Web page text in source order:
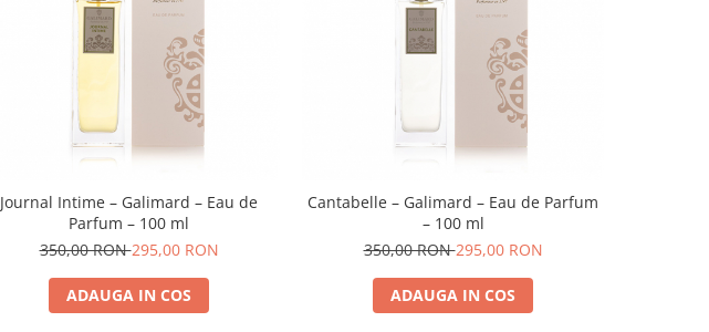
Journal Intime – Galimard – Eau de
Parfum – 100 ml
350,00 RON295,00 RON
ADAUGA IN COS
Cantabelle – Galimard – Eau de Parfum
– 100 ml
350,00 RON295,00 RON
ADAUGA IN COS